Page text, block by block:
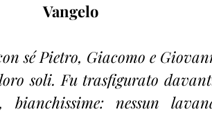
Vangelo
sé Pietro, Giacomo e
soli. Fu trasfigurato
bianchissime: nessun